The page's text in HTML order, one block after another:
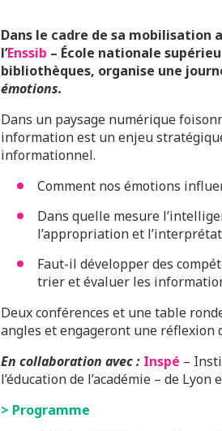
Dans le cadre de sa
l’Enssib – École nationale
bibliothèques, organise une
émotions.
Dans un paysage numérique
information est un enjeu
informationnel.
Comment nos émotions
Dans quelle mesure
l’appropriation et
Faut-il développer des
trier et évaluer les
Deux conférences et une table
angles et engageront une réflexion
En collaboration avec : Inspé –
l’éducation de l’académie – de
> Programme